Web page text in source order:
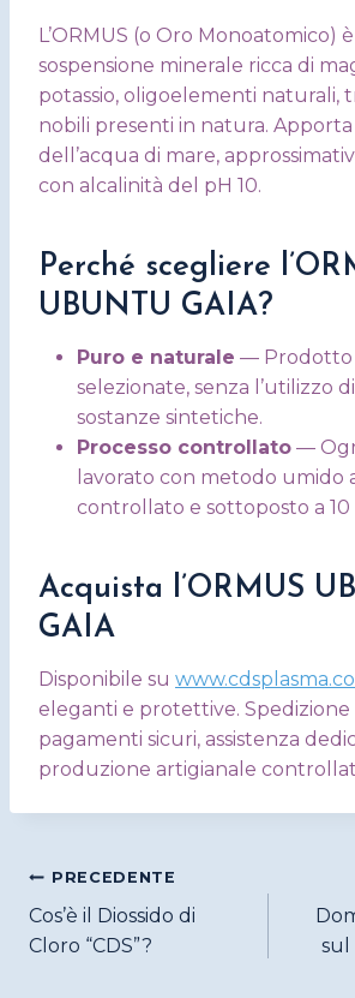
L’ORMUS (o Oro Monoatomico)
sospensione minerale ricca di
potassio, oligoelementi naturali,
nobili presenti in natura.
dell’acqua di mare,
con alcalinità del pH 10.
Perché scegliere
UBUNTU GAIA?
Puro e naturale — Prodotto
selezionate, senza l’utilizzo
sostanze sintetiche.
Processo controllato —
lavorato con metodo umido
controllato e sottoposto a 10
Acquista l’ORMUS
GAIA
Disponibile su
eleganti e protettive. Spedizione
pagamenti sicuri, assistenza
produzione artigianale
Navigazione
articoli
PRECEDENTE
Cos’è il Diossido di
Cloro “CDS”?
sul